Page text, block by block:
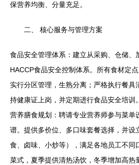
保营养均衡、分量充足。
二、 核心服务与管理方案
食品安全管理体系：建立从采购、仓储、
HACCP食品安全控制体系。所有食材定
实行分区管理，生熟分离；严格执行餐具
持健康证上岗，并定期进行食品安全培训。
营养膳食规划：聘请专业营养师参与菜单
谱。提供多价位、多口味套餐选择，并设
食、卤味、小炒等），满足各地员工不同
菜式，夏季提供清热汤饮，冬季增加高热